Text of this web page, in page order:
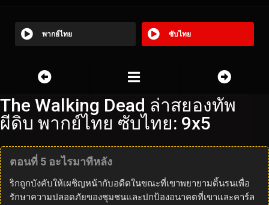
พากย์ไทย ซับไทย
The Walking Dead ล่าสยองทัพ
ผีดิบ พากย์ไทย ซับไทย: 9x5
ตอนที่ 5 อะไรมาทีหลัง
ริกถูกบังคับให้เผชิญหน้ากับอดีตในขณะที่เขาพยายามดิ้นรนเพื่อ
รักษาความปลอดภัยของชุมชนและปกป้องอนาคตที่เขาและคาร์ล